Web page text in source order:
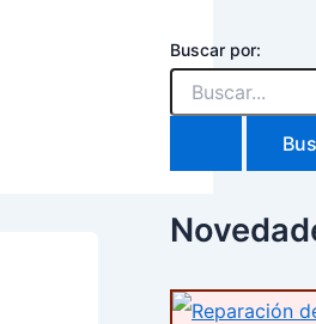
Buscar por: